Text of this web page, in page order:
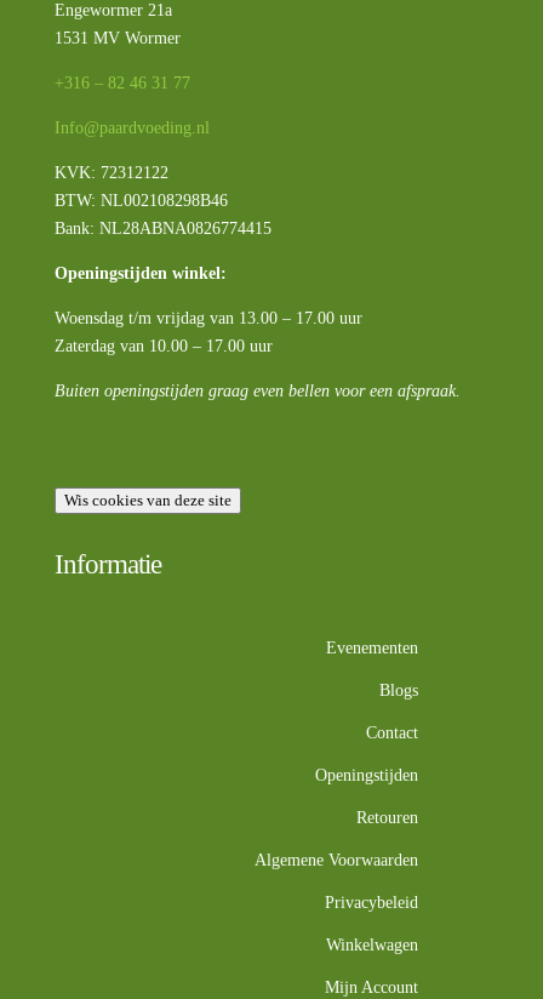
Engewormer 21a
1531 MV Wormer
+316 – 82 46 31 77
Info@paardvoeding.nl
KVK: 72312122
BTW: NL002108298B46
Bank: NL28ABNA0826774415
Openingstijden winkel:
Woensdag t/m vrijdag van 13.00 – 17.00 uur
Zaterdag van 10.00 – 17.00 uur
Buiten openingstijden graag even bellen voor een afspraak.
Wis cookies van deze site
Informatie
Evenementen
Blogs
Contact
Openingstijden
Retouren
Algemene Voorwaarden
Privacybeleid
Winkelwagen
Mijn Account